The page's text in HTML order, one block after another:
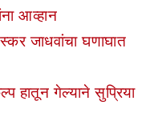
आव्हान
जाधवांचा घणाघात
हातून गेल्याने सुप्रिया